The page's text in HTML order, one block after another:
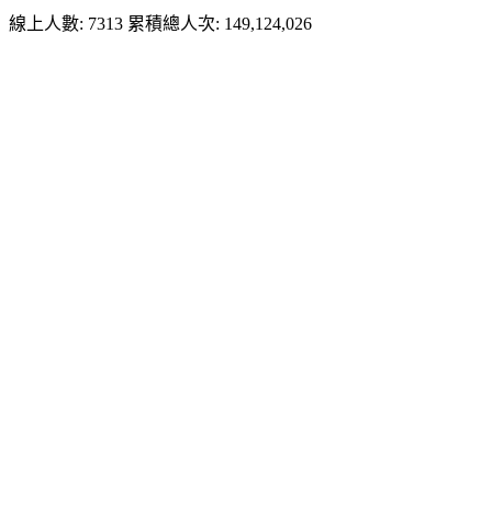
線上人數: 7313 累積總人次: 149,124,026